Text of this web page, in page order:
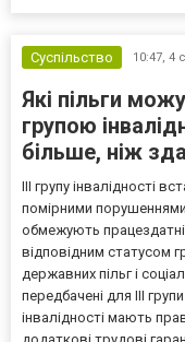
Суспільство 10:47, 4
Які пільги
групою
більше, ніж
III групу інвалідності
помірними порушеннями
обмежують
відповідним статусом
державних пільг і
передбачені для III
інвалідності мають